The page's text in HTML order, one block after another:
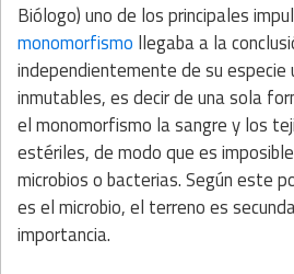
Biólogo) uno de los principales
monomorfismo llegaba a la
independientemente de su especie
inmutables, es decir de una sola
el monomorfismo la sangre y los
estériles, de modo que es
microbios o bacterias. Según este
es el microbio, el terreno es
importancia.